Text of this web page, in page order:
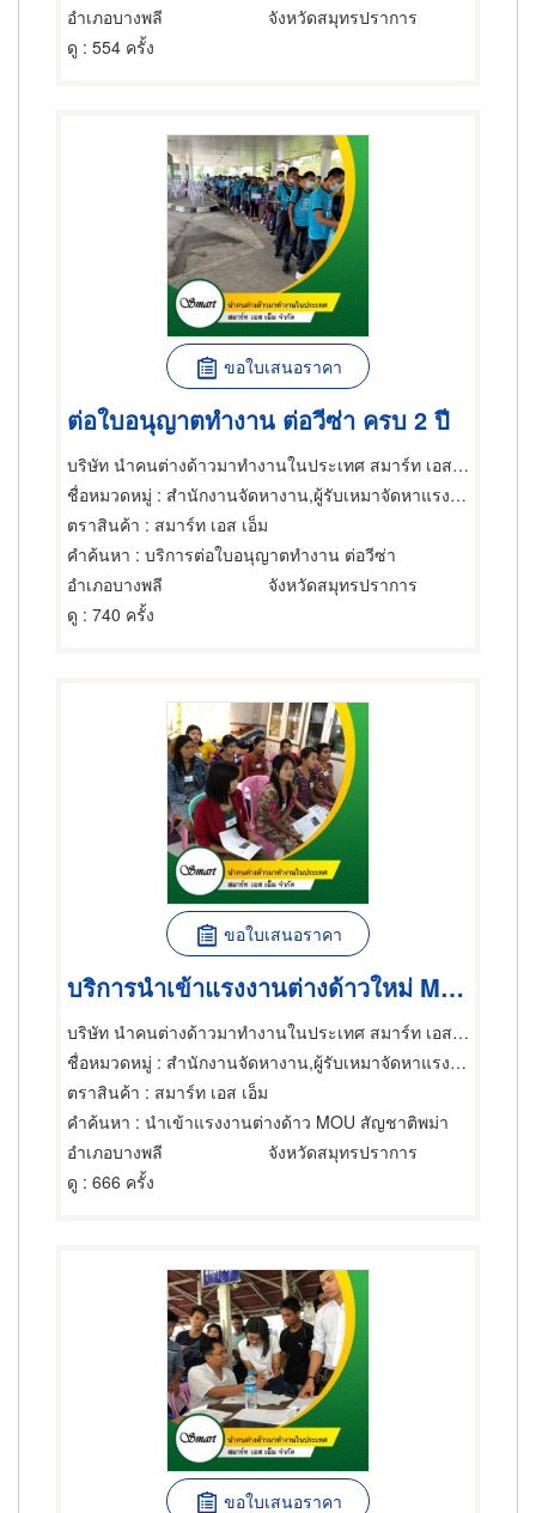
อำเภอบางพลี
จังหวัดสมุทรปราการ
ดู : 554 ครั้ง
ขอใบเสนอราคา
ต่อใบอนุญาตทำงาน ต่อวีซ่า ครบ 2 ปี
บริษัท นำคนต่างด้าวมาทำงานในประเทศ สมาร์ท เอส เอ็ม จำกัด
ชื่อหมวดหมู่ : สำนักงานจัดหางาน,ผู้รับเหมาจัดหาแรงงาน,สำนักงานจัดหางาน
ตราสินค้า : สมาร์ท เอส เอ็ม
คำค้นหา : บริการต่อใบอนุญาตทำงาน ต่อวีซ่า
อำเภอบางพลี
จังหวัดสมุทรปราการ
ดู : 740 ครั้ง
ขอใบเสนอราคา
บริการนำเข้าแรงงานต่างด้าวใหม่ MOU สัญชาติพม่า
บริษัท นำคนต่างด้าวมาทำงานในประเทศ สมาร์ท เอส เอ็ม จำกัด
ชื่อหมวดหมู่ : สำนักงานจัดหางาน,ผู้รับเหมาจัดหาแรงงาน,สำนักงานจัดหางาน
ตราสินค้า : สมาร์ท เอส เอ็ม
คำค้นหา : นำเข้าแรงงานต่างด้าว MOU สัญชาติพม่า
อำเภอบางพลี
จังหวัดสมุทรปราการ
ดู : 666 ครั้ง
ขอใบเสนอราคา